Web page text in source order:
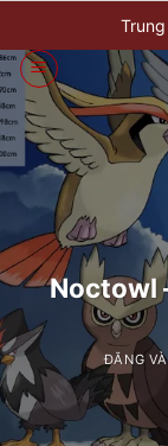
qua
nội
dung
Noctowl
ĐĂNG